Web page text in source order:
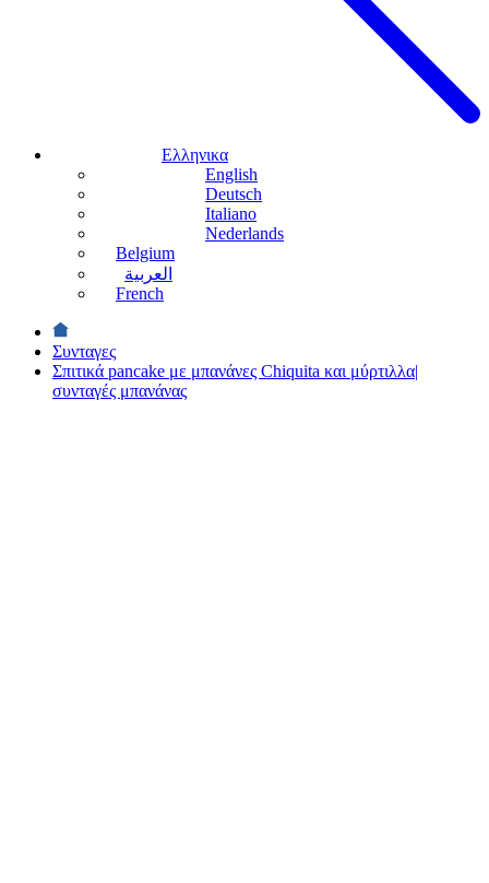
Ελληνικα
English
Deutsch
Italiano
Nederlands
Belgium
العربية
French
Συνταγες
Σπιτικά pancake με μπανάνες Chiquita και μύρτιλλα|
συνταγές μπανάνας